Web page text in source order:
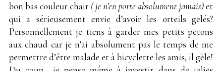
bon bas couleur chair ( je n’en porte absolument jamais)et
qui a sérieusement envie d’avoir les orteils gelés?
Personnellement je tiens à garder mes petits petons
aux chaud car je n’ai absolument pas le temps de me
permettre d’être malade et à bicyclette les amis, il gèle!